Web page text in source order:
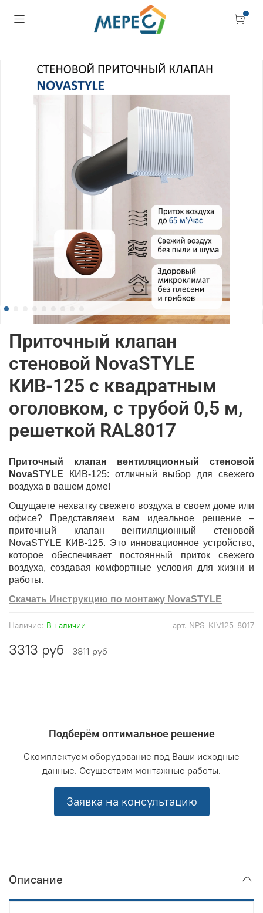
арт. NPS-KIV125-8017
Наличие: В наличии
Приточный клапан
стеновой NovaSTYLE
КИВ-125 с квадратным
оголовком, с трубой 0,5 м,
решеткой RAL8017
3313 руб 3811 руб
Приточный клапан вентиляционный стеновой
NovaSTYLE КИВ-125: отличный выбор для свежего
воздуха в вашем доме!
Ощущаете нехватку свежего воздуха в своем доме или
офисе? Представляем вам идеальное решение –
приточный клапан вентиляционный стеновой
NovaSTYLE КИВ-125. Это инновационное устройство,
которое обеспечивает постоянный приток свежего
воздуха, создавая комфортные условия для жизни и
работы.
Скачать Инструкцию по монтажу NovaSTYLE
Подберём оптимальное решение
Скомплектуем оборудование под Ваши исходные
данные. Осуществим монтажные работы.
Заявка на консультацию
Описание